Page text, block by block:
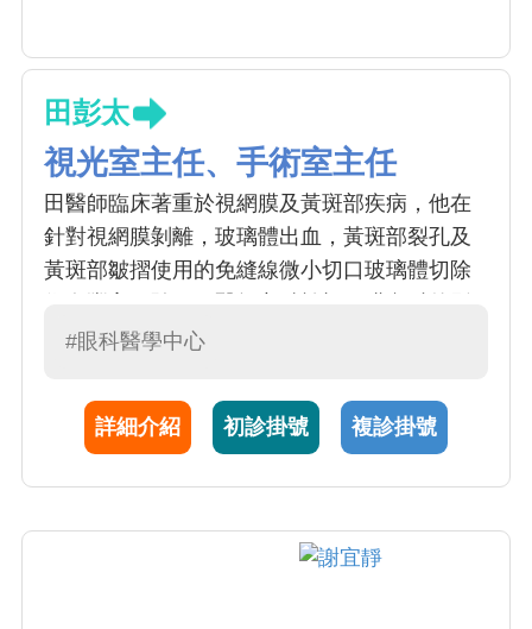
田彭太
視光室主任、手術室主任
田醫師臨床著重於視網膜及黃斑部疾病，他在
針對視網膜剝離，玻璃體出血，黃斑部裂孔及
黃斑部皺摺使用的免縫線微小切口玻璃體切除
像判讀及治療，諸如眼中風，老年性黃斑部病
病變及糖尿病視網膜病變。在白內障手術方
面，田醫師亦於最新型手術儀器及客製化人工
#眼科醫學中心
詳細介紹 初診掛號 複診掛號